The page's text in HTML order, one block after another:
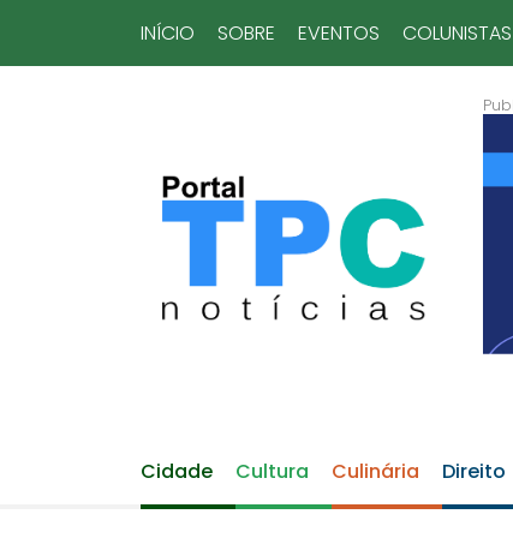
INÍCIO SOBRE EVENTOS COLUNISTAS
Cidade Cultura Culinária Direito